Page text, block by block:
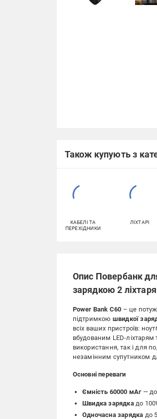
Також купують з
КАБЕЛІ ТА
ПЕРЕХІДНИКИ
ЛІХТАРІ
Опис Повербанк
зарядкою 2
Power Bank C60 – це
підтримкою швидкої
всіх ваших пристроїв:
вбудованим LED-
використання, так і для
незамінним супутником
Основні переваги
Ємність 60000 мАг—
Швидка зарядкадо
Одночасна зарядка до